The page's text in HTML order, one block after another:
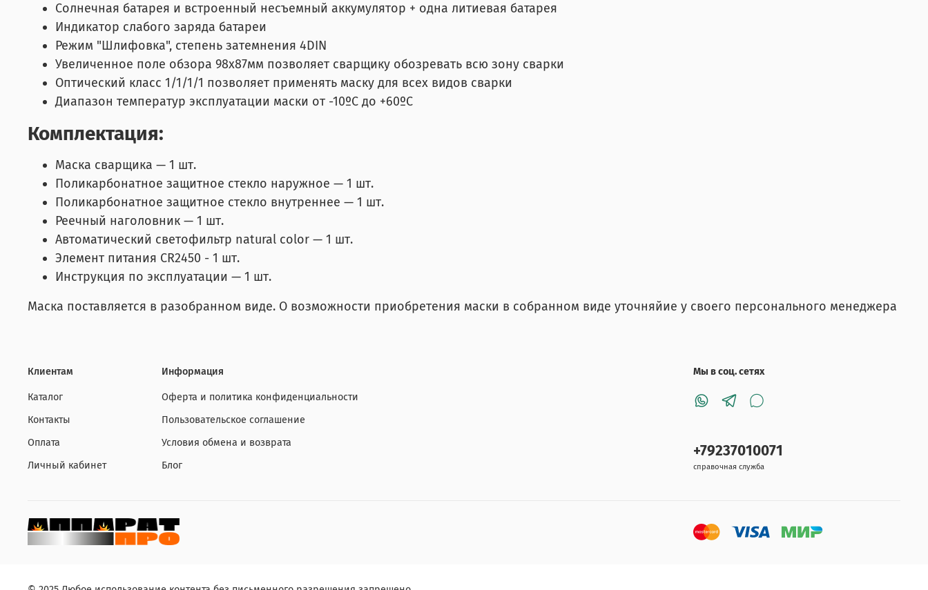
Солнечная батарея и встроенный несъемный аккумулятор + одна литиевая батарея
Индикатор слабого заряда батареи
Режим "Шлифовка", степень затемнения 4DIN
Увеличенное поле обзора 98х87мм позволяет сварщику обозревать всю зону сварки
Оптический класс 1/1/1/1 позволяет применять маску для всех видов сварки
Диапазон температур эксплуатации маски от -10ºС до +60ºС
Комплектация:
Маска сварщика — 1 шт.
Поликарбонатное защитное стекло наружное — 1 шт.
Поликарбонатное защитное стекло внутреннее — 1 шт.
Реечный наголовник — 1 шт.
Автоматический светофильтр natural color — 1 шт.
Элемент питания CR2450 - 1 шт.
Инструкция по эксплуатации — 1 шт.
Маска поставляется в разобранном виде. О возможности приобретения маски в собранном виде уточняйие у своего персонального менеджера
Клиентам
Каталог
Контакты
Оплата
Личный кабинет
Информация
Оферта и политика конфиденциальности
Пользовательское соглашение
Условия обмена и возврата
Блог
Мы в соц. сетях
+79237010071
справочная служба